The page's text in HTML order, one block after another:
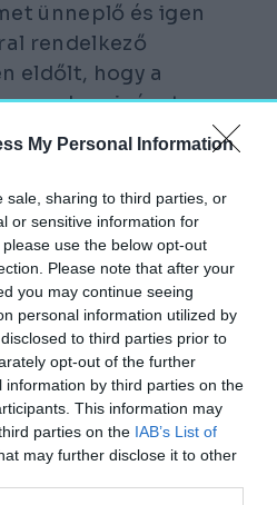
My Personal Information
sale, sharing to third parties, or
or sensitive information for
use the below opt-out
Please note that after your
you may continue seeing
personal information utilized by
to third parties prior to
opt-out of the further
by third parties on the
This information may
parties on the IAB’s List of
may further disclose it to other
ünneplő és igen
rendelkező
eldőlt, hogy a
modern igényt
lesz
és ezzel a
gondolata.
egy része a mai napig
de a sebesen változó
nem volt realitás a
lelátó azonban szinte
megmaradt